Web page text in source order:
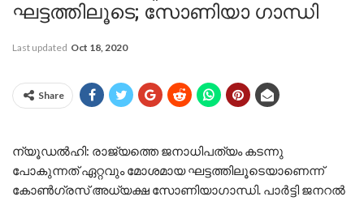
ഘട്ടത്തിലൂടെ; സോണിയാ ഗാന്ധി
Last updated Oct 18, 2020
Share
ന്യൂഡല്‍ഹി: രാജ്യത്തെ ജനാധിപത്യം കടന്നു
പോകുന്നത് ഏറ്റവും മോശമായ ഘട്ടത്തിലൂടെയാണെന്ന്
കോണ്‍ഗ്രസ് അധ്യക്ഷ സോണിയാഗാന്ധി. പാര്‍ട്ടി ജനറല്‍